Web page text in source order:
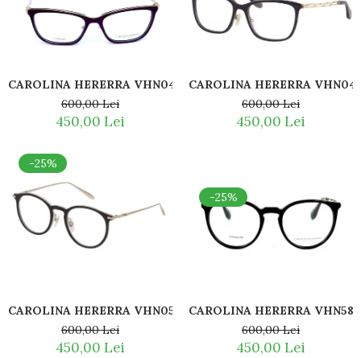
CAROLINA HERERRA VHN047S 09MR TITAN
600,00 Lei
450,00 Lei
CAROLINA HERERRA
600,00 Lei
450,00 Lei
-25%
CAROLINA HERERRA VHN052 300Y
600,00 Lei
450,00 Lei
-25%
CAROLINA HERERRA
600,00 Lei
450,00 Lei